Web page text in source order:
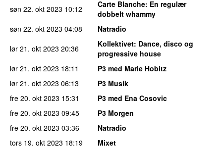
søn 22. okt 2023 10:12 Carte Blanche: En regulær
dobbelt whammy
søn 22. okt 2023 04:08
Natradio
lør 21. okt 2023 20:36 Kollektivet: Dance, disco og
progressive house
lør 21. okt 2023 18:11
P3 med Marie Hobitz
lør 21. okt 2023 06:13
P3 Musik
fre 20. okt 2023 15:31
P3 med Ena Cosovic
fre 20. okt 2023 09:45
P3 Morgen
fre 20. okt 2023 03:36
Natradio
tors 19. okt 2023 18:19
Mixet